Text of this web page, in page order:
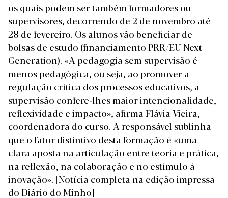
os quais podem ser também formadores ou
supervisores, decorrendo de 2 de novembro até
28 de fevereiro. Os alunos vão beneficiar de
bolsas de estudo (financiamento PRR/EU Next
Generation). «A pedagogia sem supervisão é
menos pedagógica, ou seja, ao promover a
regulação crítica dos processos educativos, a
supervisão confere-lhes maior intencionalidade,
reflexividade e impacto», afirma Flávia Vieira,
coordenadora do curso. A responsável sublinha
que o fator distintivo desta formação é «uma
clara aposta na articulação entre teoria e prática,
na reflexão, na colaboração e no estímulo à
inovação». [Notícia completa na edição impressa
do Diário do Minho]